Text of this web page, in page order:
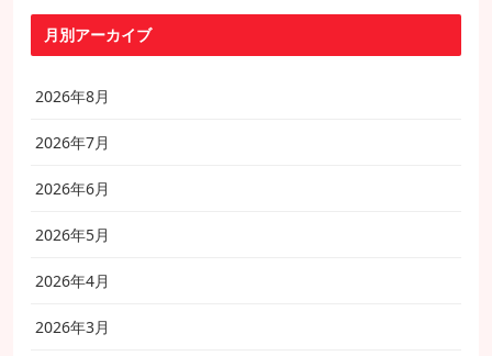
月別アーカイブ
2026年8月
2026年7月
2026年6月
2026年5月
2026年4月
2026年3月